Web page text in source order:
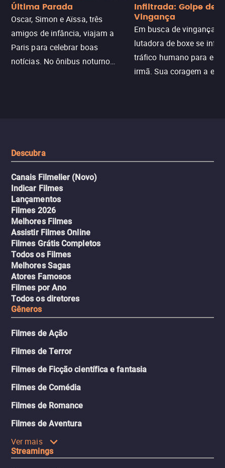
Última Parada
Oscar, Simon e Aïssa, três
amigos de infância, viajam a
Paris para celebrar boas
notícias. No ônibus noturno
Infiltrada: Golpe de
Vingança
Em busca de vingança,
lutadora de boxe se
tráfico humano para
irmã. Sua coragem a
Descubra
Canais Filmelier (Novo)
Indicar Filmes
Lançamentos
Filmes 2026
Melhores Filmes
Assistir Filmes Online
Filmes Grátis Completos
Todos os Filmes
Melhores Sagas
Atores Famosos
Filmes por Ano
Todos os diretores
Gêneros
Filmes de Ação
Filmes de Terror
Filmes de Ficção científica e fantasia
Filmes de Comédia
Filmes de Romance
Filmes de Aventura
Ver mais
Streamings